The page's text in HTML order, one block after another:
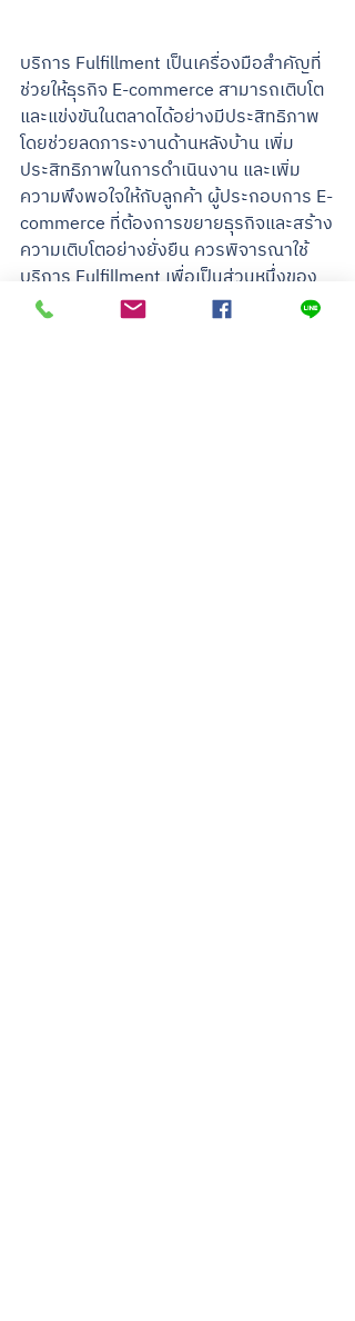
บริการ Fulfillment เป็นเครื่องมือสำคัญที่
ช่วยให้ธุรกิจ E-commerce สามารถเติบโต
และแข่งขันในตลาดได้อย่างมีประสิทธิภาพ
โดยช่วยลดภาระงานด้านหลังบ้าน เพิ่ม
ประสิทธิภาพในการดำเนินงาน และเพิ่ม
ความพึงพอใจให้กับลูกค้า ผู้ประกอบการ E-
commerce ที่ต้องการขยายธุรกิจและสร้าง
ความเติบโตอย่างยั่งยืน ควรพิจารณาใช้
บริการ Fulfillment เพื่อเป็นส่วนหนึ่งของ
กลยุทธ์ในการดำเนินธุรกิจ